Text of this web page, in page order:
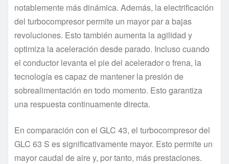
notablemente más dinámica. Además, la electrificación
del turbocompresor permite un mayor par a bajas
revoluciones. Esto también aumenta la agilidad y
optimiza la aceleración desde parado. Incluso cuando
el conductor levanta el pie del acelerador o frena, la
tecnología es capaz de mantener la presión de
sobrealimentación en todo momento. Esto garantiza
una respuesta continuamente directa.
En comparación con el GLC 43, el turbocompresor del
GLC 63 S es significativamente mayor. Esto permite un
mayor caudal de aire y, por tanto, más prestaciones.